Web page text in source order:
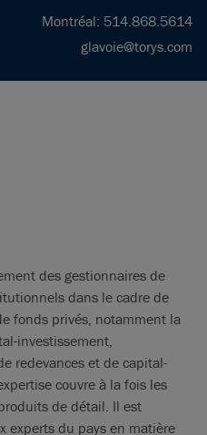
Montréal: 514.868.5614
glavoie@torys.com
des gestionnaires de
dans le cadre de
fonds privés, notamment la
investissement,
redevances et de capital-
couvre à la fois les
de détail. Il est
experts du pays en matière